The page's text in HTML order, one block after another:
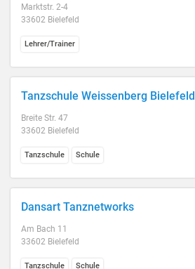
Marktstr. 2-4
33602 Bielefeld
Lehrer/Trainer
Tanzschule Weissenberg Bielefeld
Breite Str. 47
33602 Bielefeld
Tanzschule Schule
Dansart Tanznetworks
Am Bach 11
33602 Bielefeld
Tanzschule Schule